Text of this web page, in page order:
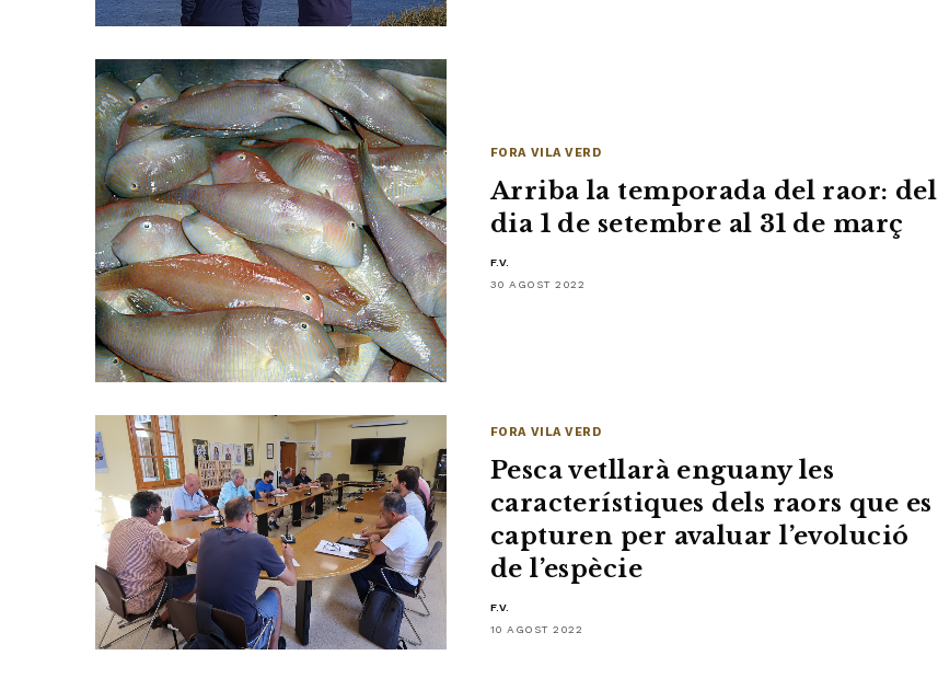
FORA VILA VERD
Arriba la temporada del raor: del
dia 1 de setembre al 31 de març
F.V.
30 AGOST 2022
FORA VILA VERD
Pesca vetllarà enguany les
característiques dels raors que es
capturen per avaluar l’evolució
de l’espècie
F.V.
10 AGOST 2022